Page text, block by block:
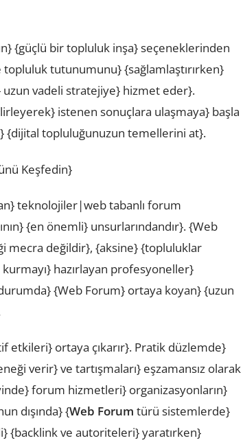
{güçlü bir topluluk inşa} seçeneklerinden
tutunumunu} {sağlamlaştırırken}
vadeli stratejiye} hizmet eder}.
istenen sonuçlara ulaşmaya} başla
{dijital topluluğunuzun temellerini at}.
Keşfedin}
teknolojiler|web tabanlı forum
{en önemli} unsurlarındandır}. {Web
mecra değildir}, {aksine} {topluluklar
hazırlayan profesyoneller}
{Web Forum} ortaya koyan} {uzun
ortaya çıkarır}. Pratik düzlemde}
verir} ve tartışmaları} eşzamansız olarak
forum hizmetleri} organizasyonların}
dışında} {Web Forum türü sistemlerde}
{backlink ve autoriteleri} yaratırken}